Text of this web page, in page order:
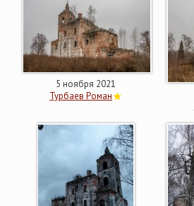
5 ноября 2021
Турбаев Роман